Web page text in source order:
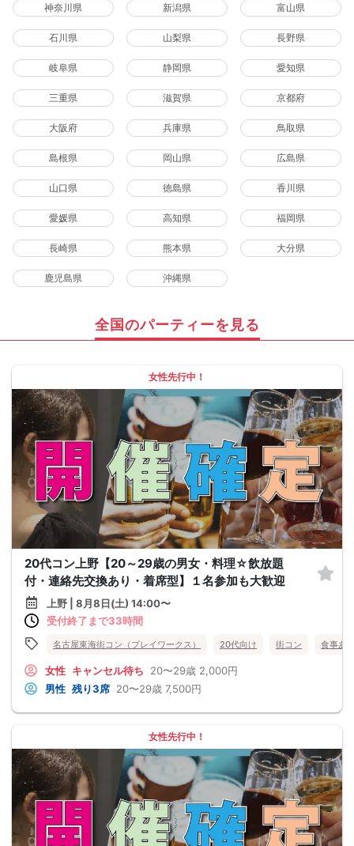
神奈川県 新潟県 富山県
石川県 山梨県 長野県
岐阜県 静岡県 愛知県
三重県 滋賀県 京都府
大阪府 兵庫県 鳥取県
島根県 岡山県 広島県
山口県 徳島県 香川県
愛媛県 高知県 福岡県
長崎県 熊本県 大分県
鹿児島県 沖縄県
全国のパーティーを見る
女性先行中！
20代コン上野【20～29歳の男女・料理☆飲放題
付・連絡先交換あり・着席型】１名参加も大歓迎
上野 | 8月8日(土) 14:00〜
受付終了まで33時間
名古屋東海街コン（プレイワークス） 20代向け 街コン 食事あ
女性 キャンセル待ち 20〜29歳 2,000円
男性 残り3席 20〜29歳 7,500円
女性先行中！